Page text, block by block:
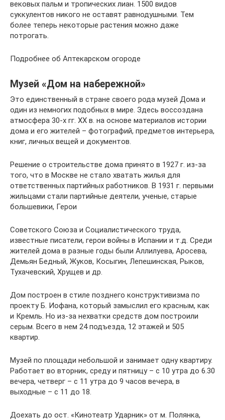
вековых пальм и тропических лиан. 1500 видов
суккулентов никого не оставят равнодушными. Тем
более теперь некоторые растения можно даже
потрогать.
Подробнее об Аптекарском огороде
Музей «Дом на набережной»
Это единственный в стране своего рода музей Дома и
один из немногих подобных в мире. Здесь воссоздана
атмосфера 30-х гг. XX в. на основе материалов истории
дома и его жителей – фотографий, предметов интерьера,
книг, личных вещей и документов.
Решение о строительстве дома принято в 1927 г. из-за
того, что в Москве не стало хватать жилья для
ответственных партийных работников. В 1931 г. первыми
жильцами стали партийные деятели, ученые, старые
большевики, Герои
Советского Союза и Социалистического труда,
известные писатели, герои войны в Испании и т.д. Среди
жителей дома в разные годы были Аллилуева, Аросева,
Демьян Бедный, Жуков, Косыгин, Лепешинская, Рыков,
Тухачевский, Хрущев и др.
Дом построен в стиле позднего конструктивизма по
проекту Б. Иофана, который замыслил его красным, как
и Кремль. Но из-за нехватки средств дом построили
серым. Всего в нем 24 подъезда, 12 этажей и 505
квартир.
Музей по площади небольшой и занимает одну квартиру.
Работает во вторник, среду и пятницу – с 10 утра до 6.30
вечера, четверг – с 11 утра до 9 часов вечера, в
выходные – с 11 до 18.
Доехать до ост. «Кинотеатр Ударник» от м. Полянка,